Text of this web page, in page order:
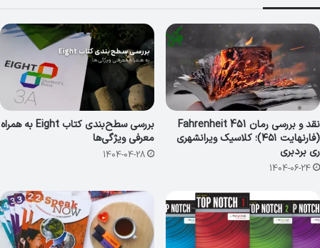
نقد و بررسی رمان Fahrenheit 451
(فارنهایت ۴۵۱)؛ کلاسیک ویرانشهری
ری بردبری
1404-06-24
بررسی سطح‌بندی کتاب Eight به همراه
معرفی ویژگی‌ها
1404-04-28